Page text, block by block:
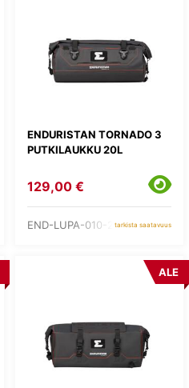
ENDURISTAN TORNADO 3
PUTKILAUKKU 20L
129,00 €
END-LUPA-010-20tarkista saatavuus
ALE